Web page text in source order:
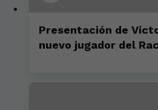
Presentación de
nuevo jugador del